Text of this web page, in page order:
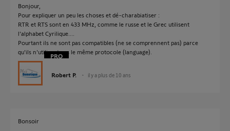
Bonjour,
Pour expliquer un peu les choses et dé-charabiatiser :
RTR et RTS sont en 433 MHz, comme le russe et le Grec utilisent
l'alphabet Cyrilique....
Pourtant ils ne sont pas compatibles (ne se comprennent pas) parce
qu'ils n'utilisent pas le même protocole (language).
Robert P. il y a plus de 10 ans
Bonsoir